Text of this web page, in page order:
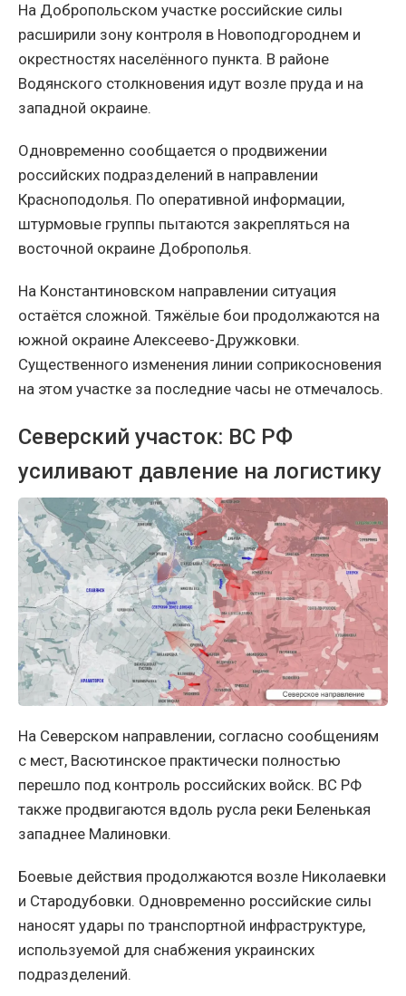
На Добропольском участке российские силы
расширили зону контроля в Новоподгороднем и
окрестностях населённого пункта. В районе
Водянского столкновения идут возле пруда и на
западной окраине.
Одновременно сообщается о продвижении
российских подразделений в направлении
Красноподолья. По оперативной информации,
штурмовые группы пытаются закрепляться на
восточной окраине Доброполья.
На Константиновском направлении ситуация
остаётся сложной. Тяжёлые бои продолжаются на
южной окраине Алексеево-Дружковки.
Существенного изменения линии соприкосновения
на этом участке за последние часы не отмечалось.
Северский участок: ВС РФ
усиливают давление на логистику
На Северском направлении, согласно сообщениям
с мест, Васютинское практически полностью
перешло под контроль российских войск. ВС РФ
также продвигаются вдоль русла реки Беленькая
западнее Малиновки.
Боевые действия продолжаются возле Николаевки
и Стародубовки. Одновременно российские силы
наносят удары по транспортной инфраструктуре,
используемой для снабжения украинских
подразделений.